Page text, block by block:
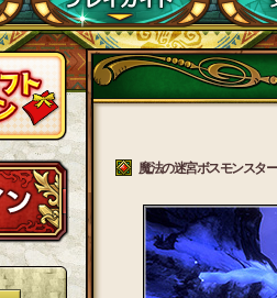
魔法の迷宮ボスモンスタ